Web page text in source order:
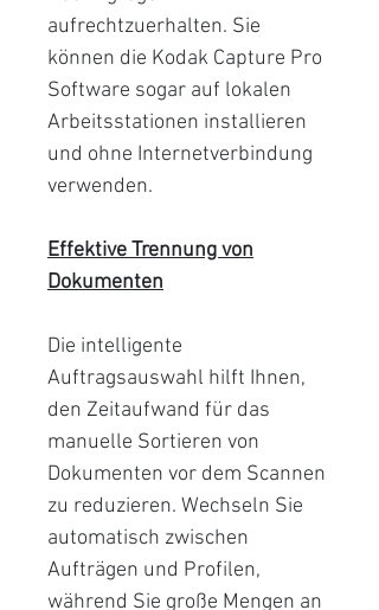
aufrechtzuerhalten. Sie
können die Kodak Capture Pro
Software sogar auf lokalen
Arbeitsstationen installieren
und ohne Internetverbindung
verwenden.
Effektive Trennung von
Dokumenten
Die intelligente
Auftragsauswahl hilft Ihnen,
den Zeitaufwand für das
manuelle Sortieren von
Dokumenten vor dem Scannen
zu reduzieren. Wechseln Sie
automatisch zwischen
Aufträgen und Profilen,
während Sie große Mengen an